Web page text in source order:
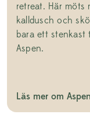
retreat. Här möts
kalldusch och
bara ett stenkast
Aspen.
Läs mer om